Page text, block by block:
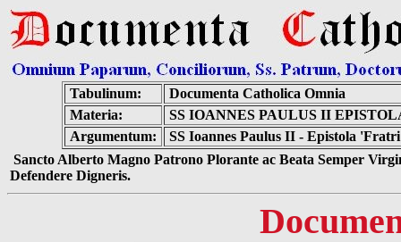
Tabulinum:
Documenta Catholica Omnia
Materia:
SS IOANNES PAULUS II
Argumentum:
SS Ioannes Paulus II - Epistola
Sancto Alberto Magno Patrono Plorante ac Beata Semper
Defendere Digneris.